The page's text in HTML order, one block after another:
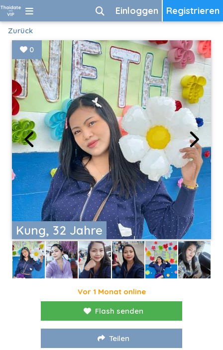
Registrieren
Einloggen
Zurück
Kung, 32 Jahre
0
Vor 1 Monat online
Flash senden
Teilen